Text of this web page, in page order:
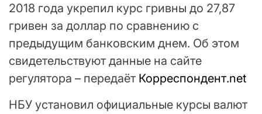
2018 года укрепил курс гривны до 27,87
гривен за доллар по сравнению с
предыдущим банковским днем. Об этом
свидетельствуют данные на сайте
регулятора – передаёт Корреспондент.net
НБУ установил официальные курсы валют